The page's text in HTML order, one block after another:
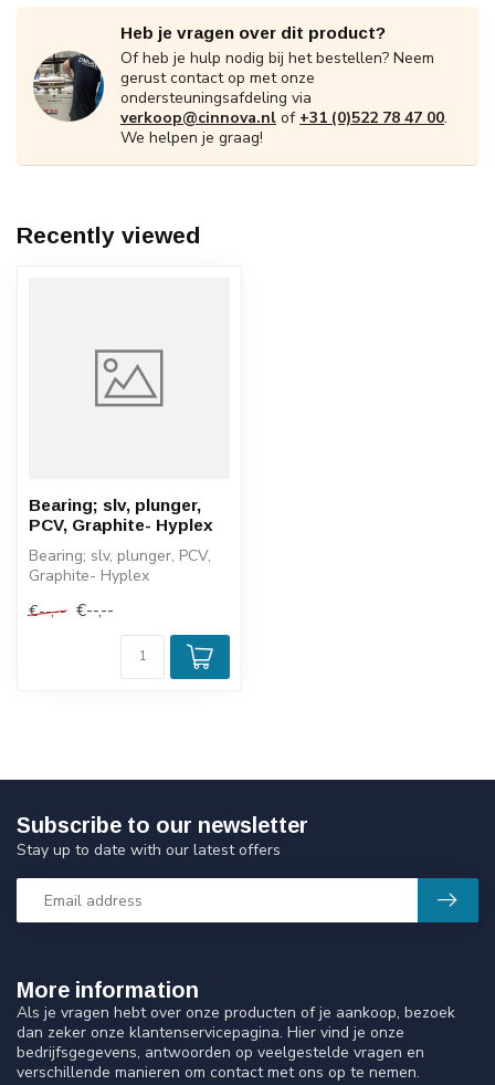
Heb je vragen over dit product?
Of heb je hulp nodig bij het bestellen? Neem
gerust contact op met onze
ondersteuningsafdeling via
verkoop@cinnova.nl of +31 (0)522 78 47 00.
We helpen je graag!
Recently viewed
Bearing; slv, plunger,
PCV, Graphite- Hyplex
Bearing; slv, plunger, PCV,
Graphite- Hyplex
€--,-- €--,--
More information
Als je vragen hebt over onze producten of je aankoop, bezoek
dan zeker onze klantenservicepagina. Hier vind je onze
bedrijfsgegevens, antwoorden op veelgestelde vragen en
verschillende manieren om contact met ons op te nemen.
Subscribe to our newsletter
Stay up to date with our latest offers